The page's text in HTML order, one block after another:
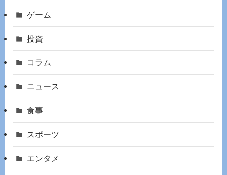
ゲーム
投資
コラム
ニュース
食事
スポーツ
エンタメ